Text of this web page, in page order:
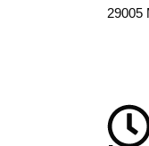
29005